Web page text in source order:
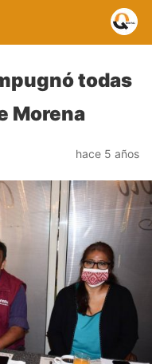
todas
Morena
hace 5 años